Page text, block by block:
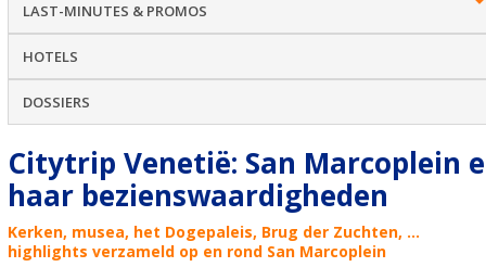
LAST-MINUTES & PROMOS
HOTELS
DOSSIERS
Citytrip Venetië: San Marcoplein
haar bezienswaardigheden
Kerken, musea, het Dogepaleis, Brug der Zuchten, ...
highlights verzameld op en rond San Marcoplein